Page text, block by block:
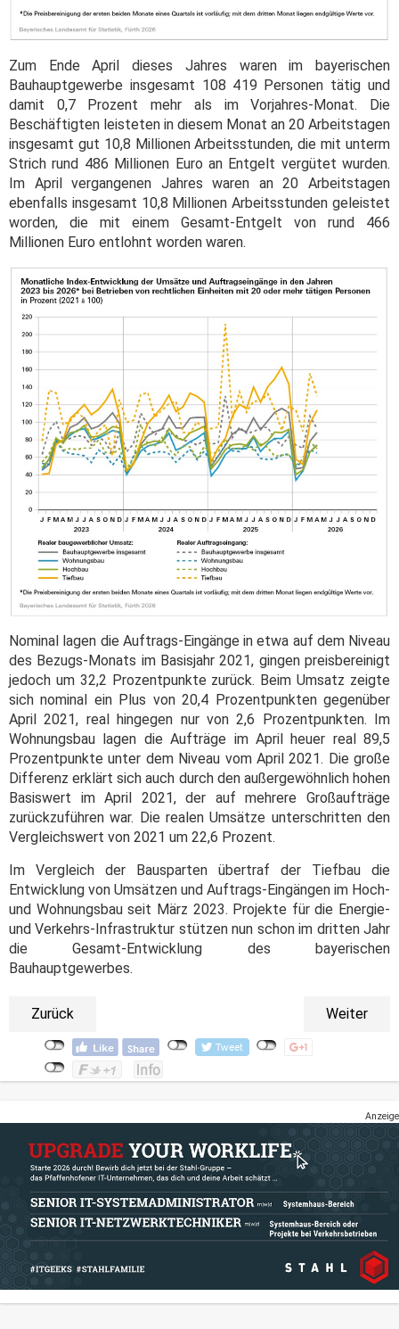
Zum Ende April dieses Jahres waren im bayerischen
Bauhauptgewerbe insgesamt 108 419 Personen tätig und
damit 0,7 Prozent mehr als im Vorjahres-Monat. Die
Beschäftigten leisteten in diesem Monat an 20 Arbeitstagen
insgesamt gut 10,8 Millionen Arbeitsstunden, die mit unterm
Strich rund 486 Millionen Euro an Entgelt vergütet wurden.
Im April vergangenen Jahres waren an 20 Arbeitstagen
ebenfalls insgesamt 10,8 Millionen Arbeitsstunden geleistet
worden, die mit einem Gesamt-Entgelt von rund 466
Millionen Euro entlohnt worden waren.
Nominal lagen die Auftrags-Eingänge in etwa auf dem Niveau
des Bezugs-Monats im Basisjahr 2021, gingen preisbereinigt
jedoch um 32,2 Prozentpunkte zurück. Beim Umsatz zeigte
sich nominal ein Plus von 20,4 Prozentpunkten gegenüber
April 2021, real hingegen nur von 2,6 Prozentpunkten. Im
Wohnungsbau lagen die Aufträge im April heuer real 89,5
Prozentpunkte unter dem Niveau vom April 2021. Die große
Differenz erklärt sich auch durch den außergewöhnlich hohen
Basiswert im April 2021, der auf mehrere Großaufträge
zurückzuführen war. Die realen Umsätze unterschritten den
Vergleichswert von 2021 um 22,6 Prozent.
Im Vergleich der Bausparten übertraf der Tiefbau die
Entwicklung von Umsätzen und Auftrags-Eingängen im Hoch-
und Wohnungsbau seit März 2023. Projekte für die Energie-
und Verkehrs-Infrastruktur stützen nun schon im dritten Jahr
die Gesamt-Entwicklung des bayerischen
Bauhauptgewerbes.
Zurück Weiter
Anzeige